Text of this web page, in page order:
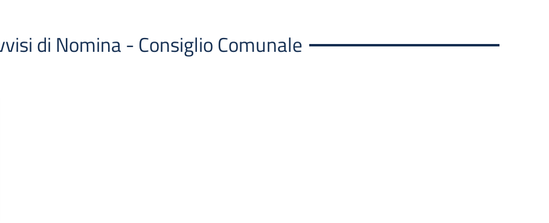
di Nomina - Consiglio Comunale